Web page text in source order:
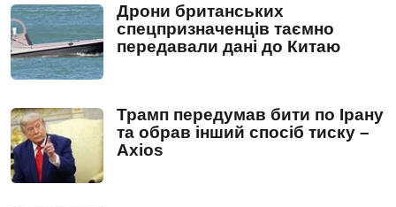
Дрони британських
спецпризначенців таємно
передавали дані до Китаю
Трамп передумав бити по Ірану
та обрав інший спосіб тиску –
Axios